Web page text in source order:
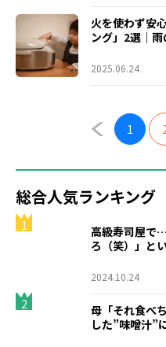
火を使わず安
ング」2選｜
2025.06.24
1
総合人気ランキング
1
高級寿司屋で
ろ（笑）」と
2024.10.24
2
母「それ食べ
した”味噌汁”